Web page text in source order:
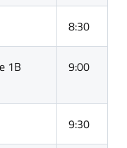
8:30
1B
9:00
9:30